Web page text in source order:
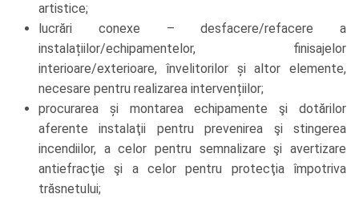
artistice;
lucrări conexe – desfacere/refacere a
instalațiilor/echipamentelor, finisajelor
interioare/exterioare, învelitorilor și altor elemente,
necesare pentru realizarea intervențiilor;
procurarea și montarea echipamente şi dotărilor
aferente instalaţii pentru prevenirea şi stingerea
incendiilor, a celor pentru semnalizare şi avertizare
antiefracţie şi a celor pentru protecţia împotriva
trăsnetului;